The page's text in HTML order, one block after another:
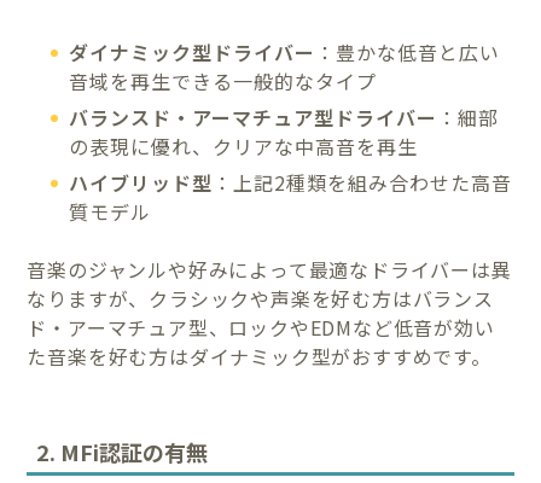
ダイナミック型ドライバー ：豊かな低音と広い
音域を再生できる一般的なタイプ
バランスド・アーマチュア型ドライバー ：細部
の表現に優れ、クリアな中高音を再生
ハイブリッド型 ：上記2種類を組み合わせた高音
質モデル
音楽のジャンルや好みによって最適なドライバーは異
なりますが、クラシックや声楽を好む方はバランス
ド・アーマチュア型、ロックやEDMなど低音が効い
た音楽を好む方はダイナミック型がおすすめです。
2. MFi認証の有無